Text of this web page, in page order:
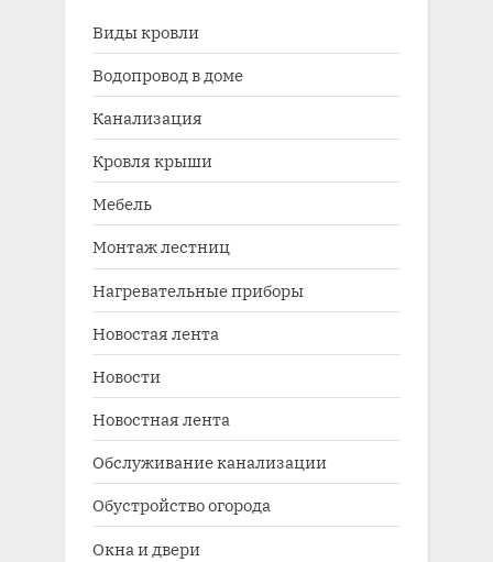
Виды кровли
Водопровод в доме
Канализация
Кровля крыши
Мебель
Монтаж лестниц
Нагревательные приборы
Новостая лента
Новости
Новостная лента
Обслуживание канализации
Обустройство огорода
Окна и двери